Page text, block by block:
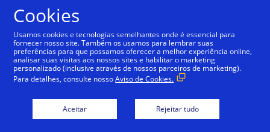
Português
Cookies
Usamos cookies e tecnologias semelhantes onde é essencial para
fornecer nosso site. Também os usamos para lembrar suas
preferências para que possamos oferecer a melhor experiência online,
analisar suas visitas aos nossos sites e habilitar o marketing
personalizado (inclusive através de nossos parceiros de marketing).
Para detalhes, consulte nossoAviso de Cookies.
Aceitar Rejeitar tudo